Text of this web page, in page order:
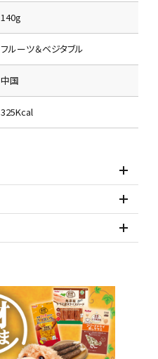
140g
フルーツ＆ベジタブル
中国
325Kcal